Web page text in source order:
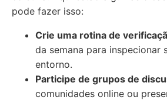
pode fazer isso:
Crie uma rotina de
da semana para inspecionar
entorno.
Participe de grupos de
comunidades online ou